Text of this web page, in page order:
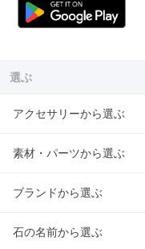
選ぶ
アクセサリーから選ぶ
素材・パーツから選ぶ
ブランドから選ぶ
石の名前から選ぶ